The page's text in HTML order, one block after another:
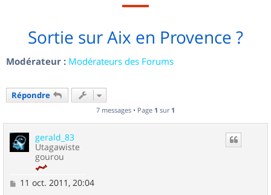
Sortie sur Aix en Provence ?
Modérateur : Modérateurs des Forums
Répondre
7 messages • Page 1 sur 1
gerald_83
Utagawiste
gourou
M11 oct. 2011, 20:04